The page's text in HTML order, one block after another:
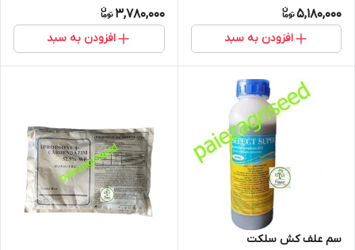
5,180,000
افزودن به سبد
3,780,000
افزودن به سبد
سم علف کش سلکت